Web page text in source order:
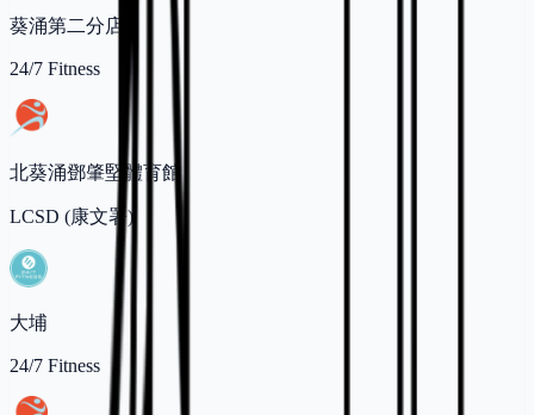
葵涌第二分店
24/7 Fitness
北葵涌鄧肇堅體育館
LCSD (康文署)
大埔
24/7 Fitness